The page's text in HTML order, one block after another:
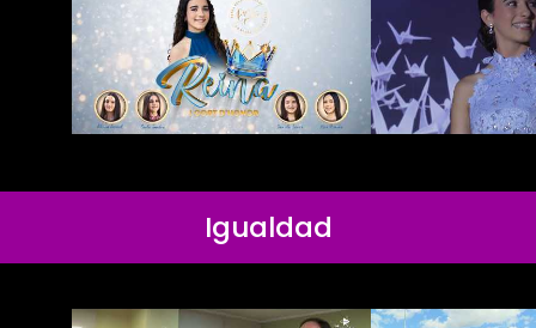
Igualdad